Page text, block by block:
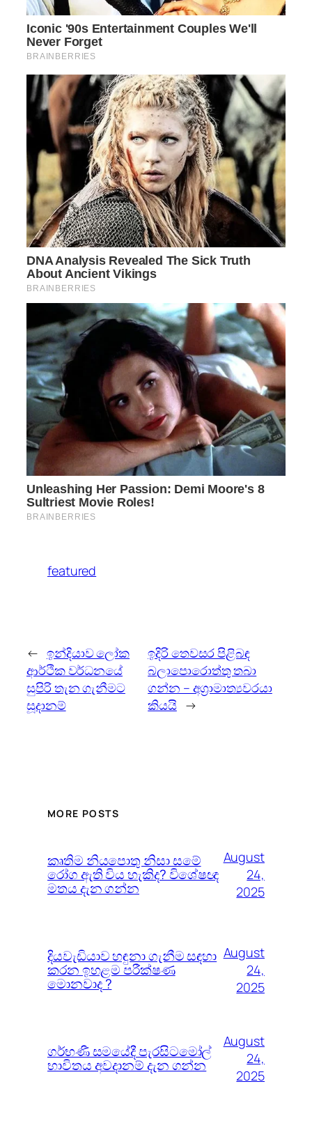
featured
← ඉන්දියාව ලෝක
ආර්ථික වර්ධනයේ
සුපිරි තැන ගැනීමට
සූදානම්
ඉදිරි තෙවසර පිළිබඳ
බලාපොරොත්තු තබා
ගන්න – අග්‍රාමාත්‍යවරයා
කියයි →
MORE POSTS
කෘතිම නියපොතු නිසා සමේ
රෝග ඇති විය හැකිද? විශේෂඥ
මතය දැන ගන්න
August
24,
2025
දියවැඩියාව හඳුනා ගැනීම සඳහා
කරන ඉහළම පරීක්ෂණ
මොනවාද ?
August
24,
2025
ගර්භණී සමයේදී පැරසිටමෝල්
භාවිතය අවදානම් දැන ගන්න
August
24,
2025